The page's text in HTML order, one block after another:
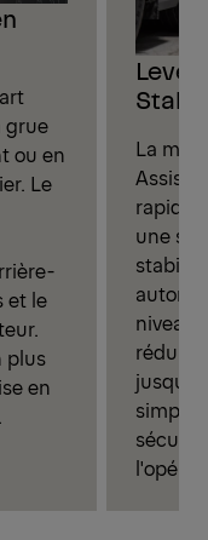
grue
ou en
Le
et le
plus
en
La
une
niveau
réduit
jusqu'à
simple